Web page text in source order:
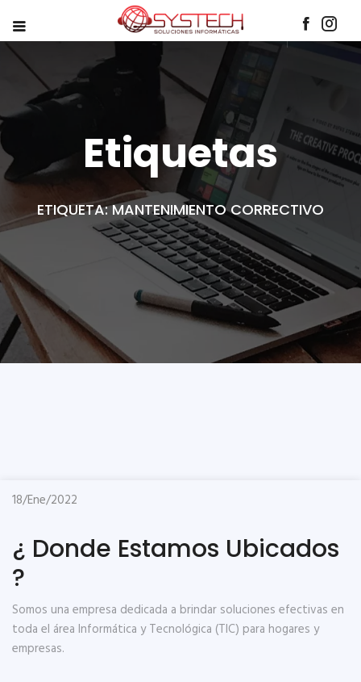
Etiquetas
ETIQUETA: MANTENIMIENTO CORRECTIVO
18/Ene/2022
¿ Donde Estamos Ubicados
?
Somos una empresa dedicada a brindar soluciones efectivas en
toda el área Informática y Tecnológica (TIC) para hogares y
empresas.